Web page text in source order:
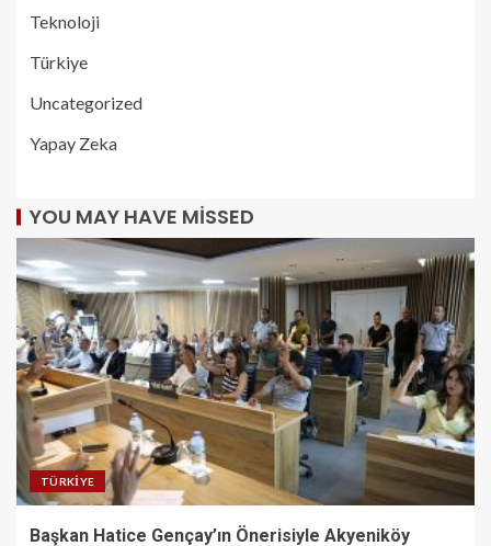
Teknoloji
Türkiye
Uncategorized
Yapay Zeka
YOU MAY HAVE MISSED
TÜRKIYE
Başkan Hatice Gençay’ın Önerisiyle Akyeniköy